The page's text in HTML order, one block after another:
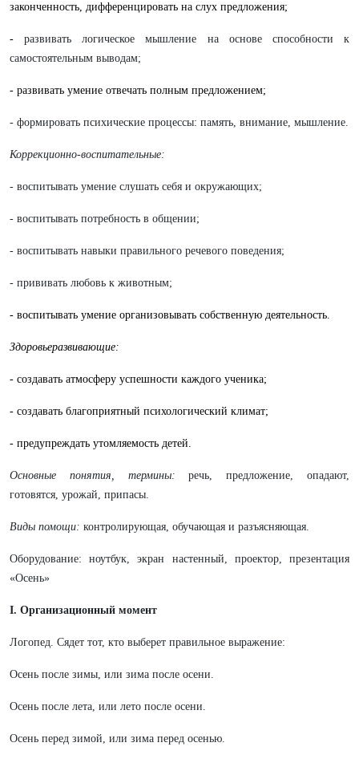
законченность, дифференцировать на слух предложения;
- развивать логическое мышление на основе способности к
самостоятельным выводам;
- развивать умение отвечать полным предложением;
- формировать психические процессы: память, внимание, мышление.
Коррекционно-воспитательные:
- воспитывать умение слушать себя и окружающих;
- воспитывать потребность в общении;
- воспитывать навыки правильного речевого поведения;
- прививать любовь к животным;
- воспитывать умение организовывать собственную деятельность.
Здоровьеразвивающие:
- создавать атмосферу успешности каждого ученика;
- создавать благоприятный психологический климат;
- предупреждать утомляемость детей.
Основные понятия, термины: речь, предложение, опадают,
готовятся, урожай, припасы.
Виды помощи: контролирующая, обучающая и разъясняющая.
Оборудование: ноутбук, экран настенный, проектор, презентация
«Осень»
I. Организационный момент
Логопед. Сядет тот, кто выберет правильное выражение:
Осень после зимы, или зима после осени.
Осень после лета, или лето после осени.
Осень перед зимой, или зима перед осенью.